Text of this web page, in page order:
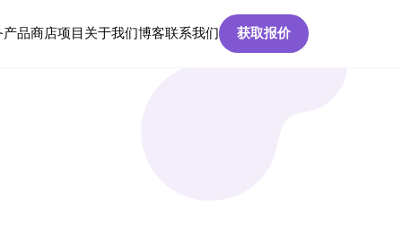
产品商店项目 关于我们博客联系我们 获取报价